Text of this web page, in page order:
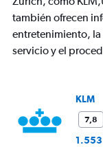
axis
values.
Range:
también ofrecen
entretenimiento,
servicio y el
KLM
7,8